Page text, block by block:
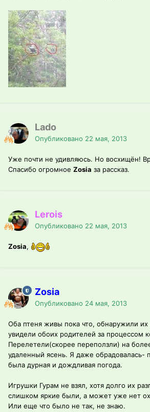
Lado
Опубликовано 22 мая, 2013
Уже почти не удивляюсь. Но восхищён!
Спасибо огромное Zosia за рассказ.
Lerois
Опубликовано 22 мая, 2013
Zosia,
Zosia
Опубликовано 24 мая, 2013
Оба птеня живы пока что, обнаружили их
увидели обоих родителей за процессом
Перелетели(скорее переползли) на
удаленный ясень. Я даже обрадовалась-
была дурная и дождливая погода.
Игрушки Гурам не взял, хотя долго их
слишком яркие были, а может уже нет
Или еще что было не так, не знаю.